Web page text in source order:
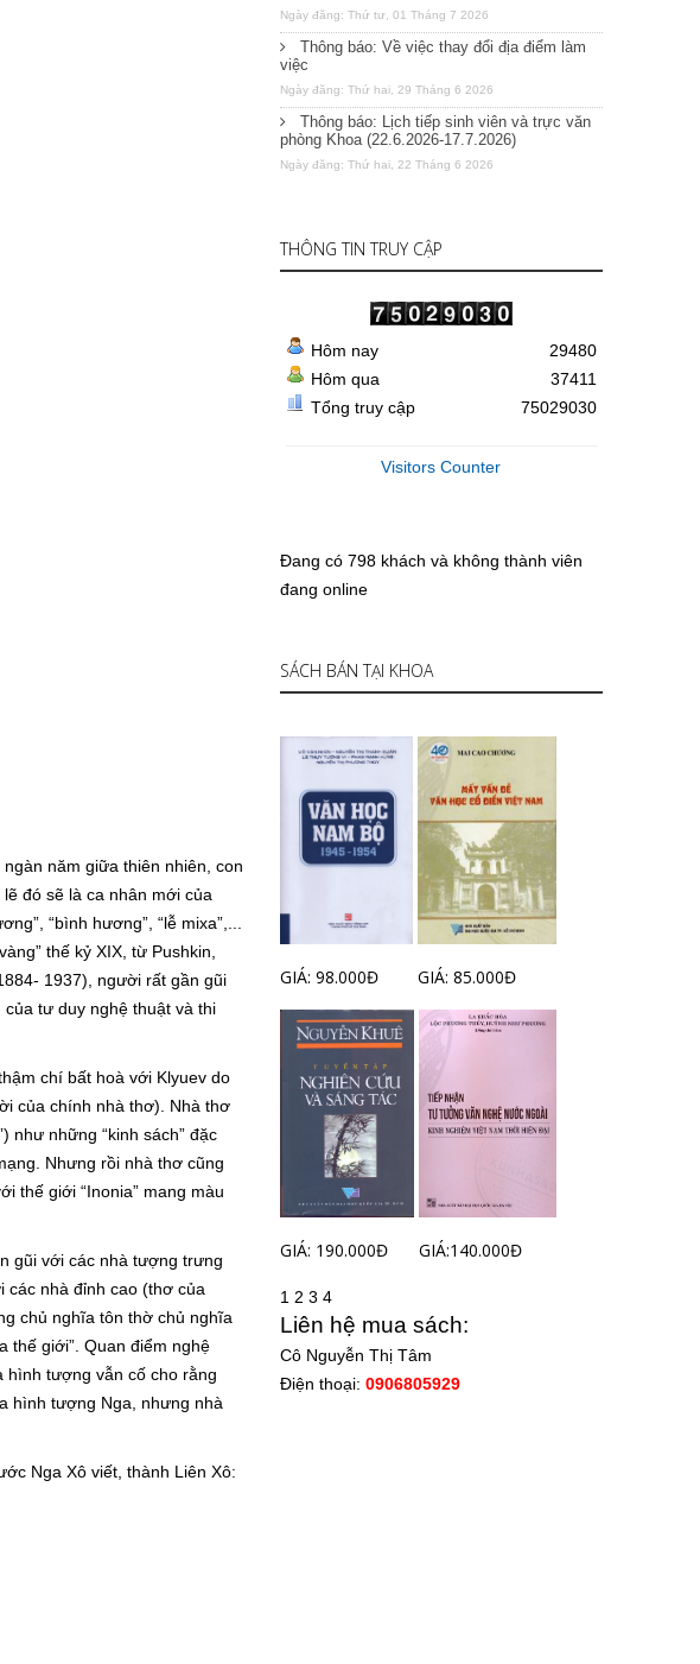
năm giữa thiên nhiên, con
đó sẽ là ca nhân mới của
“bình hương”, “lễ mixa”,...
thế kỷ XIX, từ Pushkin,
1937), người rất gần gũi
tư duy nghệ thuật và thi
chí bất hoà với Klyuev do
của chính nhà thơ). Nhà thơ
như những “kinh sách” đặc
Nhưng rồi nhà thơ cũng
thế giới “Inonia” mang màu
gũi với các nhà tượng trưng
các nhà đỉnh cao (thơ của
chủ nghĩa tôn thờ chủ nghĩa
thế giới”. Quan điểm nghệ
hình tượng vẫn cố cho rằng
hình tượng Nga, nhưng nhà
Nga Xô viết, thành Liên Xô:
Ngày đăng: Thứ tư, 01 Tháng 7 2026
Thông báo: Về việc thay đổi địa điểm làm
việc
Ngày đăng: Thứ hai, 29 Tháng 6 2026
Thông báo: Lịch tiếp sinh viên và trực văn
phòng Khoa (22.6.2026-17.7.2026)
Ngày đăng: Thứ hai, 22 Tháng 6 2026
THÔNG TIN TRUY CẬP
Hôm nay
Hôm qua
Tổng truy cập
29480
37411
75029030
Visitors Counter
Đang có 798 khách và không thành viên
đang online
SÁCH BÁN TẠI KHOA
GIÁ: 98.000Đ GIÁ: 85.000Đ
GIÁ: 190.000Đ GIÁ:140.000Đ
1 2 3 4
Liên hệ mua sách:
Cô Nguyễn Thị Tâm
Điện thoại: 0906805929